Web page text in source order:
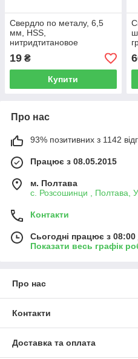
Свердло по металу, 6,5
мм, HSS,
нитридтитановое
покриття, циліндричний
хвостовик MATRIX
19 ₴
Купити
Про нас
93% позитивних з 1142
Працює з 08.05.2015
м. Полтава
с. Розсошинци , Полтава,
Контакти
Сьогодні працює з
Показати весь графік
Про нас
Контакти
Доставка та оплата